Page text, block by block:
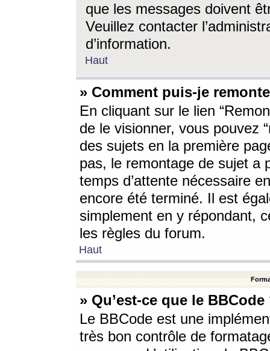
que les messages doivent
Veuillez contacter
d’information.
Haut
» Comment puis-je
En cliquant sur le lien
de le visionner, vous pouvez
des sujets en la première
pas, le remontage de sujet a
temps d’attente nécessaire
encore été terminé. Il est
simplement en y répondant,
les règles du forum.
Haut
» Qu’est-ce que le BBCode
Le BBCode est une
très bon contrôle de